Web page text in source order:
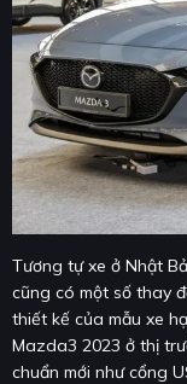
Tương tự xe ở Nhật
cũng có một số thay
thiết kế của mẫu xe
Mazda3 2023 ở thị
chuẩn mới như cổng